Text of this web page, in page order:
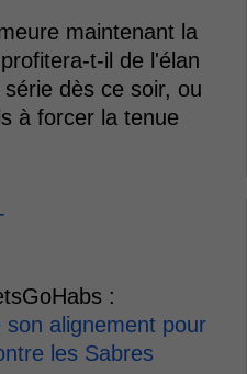
maintenant la
t-il de l'élan
dès ce soir, ou
à forcer la tenue
-
:
alignement pour
les Sabres